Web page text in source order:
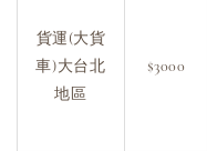
貨運(大貨
車)大台北
地區
$3000